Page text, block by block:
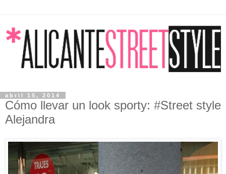
abril 15, 2014
Cómo llevar un look sporty: #Street style
Alejandra